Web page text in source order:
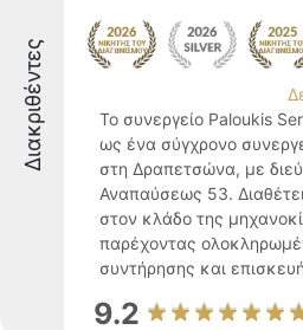
Διακριθέντες
Το συνεργείο Paloukis
ως ένα σύγχρονο
στη Δραπετσώνα, με
Αναπαύσεως 53.
στον κλάδο της
παρέχοντας
συντήρησης και
9.2